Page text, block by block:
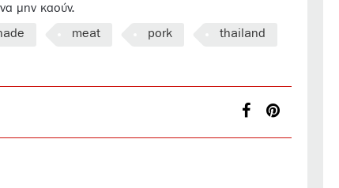
µην καούν.
meat pork thailand